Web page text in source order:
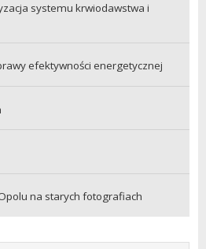
systemu krwiodawstwa i
efektywności energetycznej
na starych fotografiach